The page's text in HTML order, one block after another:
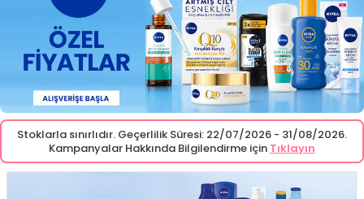
Stoklarla sınırlıdır. Geçerlilik Süresi: 22/07/2026 - 31/08/2026.
Kampanyalar Hakkında Bilgilendirme için Tıklayın